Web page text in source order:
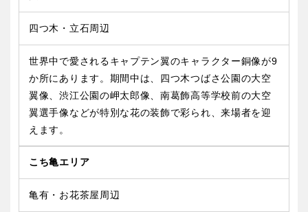
四つ木・立石周辺
世界中で愛されるキャプテン翼のキャラクター銅像が9
か所にあります。期間中は、四つ木つばさ公園の大空
翼像、渋江公園の岬太郎像、南葛飾高等学校前の大空
翼選手像などが特別な花の装飾で彩られ、来場者を迎
えます。
こち亀エリア
亀有・お花茶屋周辺